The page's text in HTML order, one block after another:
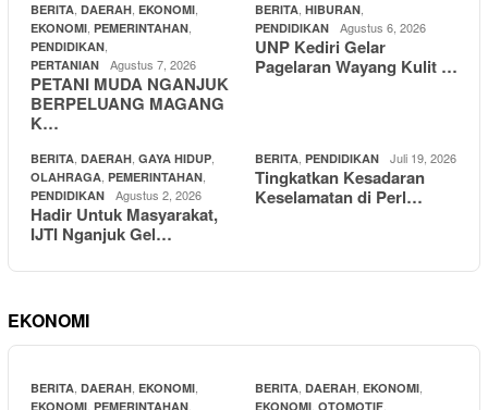
BERITA DAERAH EKONOMI
EKONOMI PEMERINTAHAN
PENDIDIKAN
PERTANIAN Agustus 7, 2026
PETANI MUDA NGANJUK
BERPELUANG MAGANG
K…
BERITA HIBURAN
PENDIDIKAN Agustus 6, 2026
UNP Kediri Gelar
Pagelaran Wayang Kulit …
BERITA DAERAH GAYA HIDUP
OLAHRAGA PEMERINTAHAN
PENDIDIKAN Agustus 2, 2026
Hadir Untuk Masyarakat,
IJTI Nganjuk Gel…
BERITA PENDIDIKAN Juli 19, 2026
Tingkatkan Kesadaran
Keselamatan di Perl…
EKONOMI
BERITA DAERAH EKONOMI
EKONOMI PEMERINTAHAN
BERITA DAERAH EKONOMI
EKONOMI OTOMOTIF